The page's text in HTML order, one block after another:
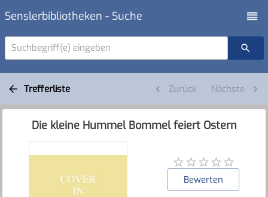
Senslerbibliotheken - Suche
Suchbegriff(e) eingeben
Trefferliste Zurück Nächste
Die kleine Hummel Bommel feiert Ostern
Bewerten